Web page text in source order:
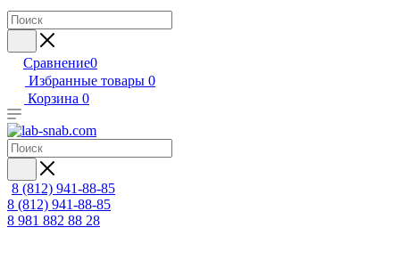
Сравнение0
Избранные товары 0
Корзина 0
8 (812) 941-88-85
8 (812) 941-88-85
8 981 882 88 28